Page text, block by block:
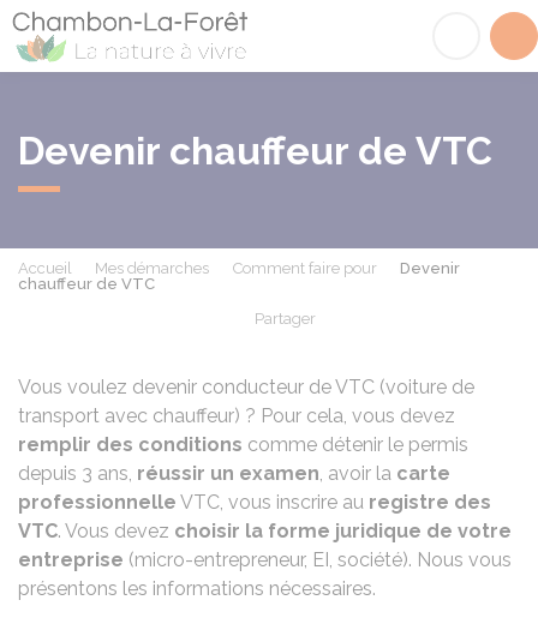
Devenir chauffeur de VTC
Accueil Mes démarches Comment faire pour
Devenir
chauffeur de VTC
Partager
Vous voulez devenir conducteur de VTC (voiture de
transport avec chauffeur) ? Pour cela, vous devez
remplir des conditions comme détenir le permis
depuis 3 ans, réussir un examen, avoir la carte
professionnelle VTC, vous inscrire au registre des
VTC. Vous devez choisir la forme juridique de votre
entreprise (micro-entrepreneur, EI, société). Nous vous
présentons les informations nécessaires.